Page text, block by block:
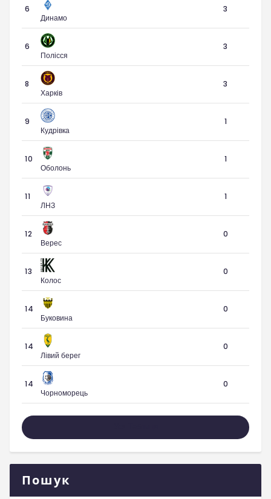
6
Динамо
3
6
Полісся
3
8
Харків
3
9
Кудрівка
1
10
Оболонь
1
11
ЛНЗ
1
12
Верес
0
13
Колос
0
14
Буковина
0
14
Лівий берег
0
14
Чорноморець
0
Пошук